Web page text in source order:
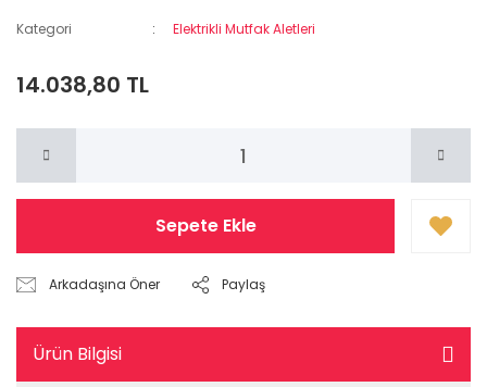
Kategori Elektrikli Mutfak Aletleri
14.038,80 TL
Sepete Ekle
Arkadaşına Öner Paylaş
Ürün Bilgisi